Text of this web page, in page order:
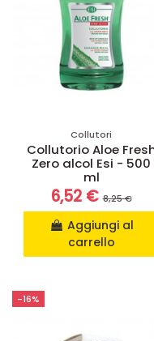
Collutori
Collutorio Aloe
Zero alcol Esi - 500
ml
6,52 €8,25 €
Aggiungi al
carrello
-16%